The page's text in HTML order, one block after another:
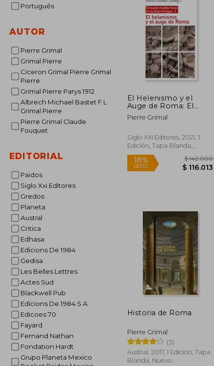
Portugués
AUTOR
Pierre Grimal
Grimal Pierre
Ciceron Grimal Pierre Grimal
Pierre
Grimal Pierre Parys 1912
Albrech Michael Bastet F L
Grimal Pierre
Pierre Grimal Claude
Fouquet
EDITORIAL
Paidos
Siglo Xxi Editores
Gredos
Planeta
Austral
Critica
Edhasa
Edicions De 1984
Gedisa
Les Belles Lettres
Actes Sud
Blackwell Pub
Edicions De 1984 S A
Edicoes 70
Fayard
Fernand Nathan
Fondation Hardt
Grupo Planeta Mexico
El Helenismo y el
Auge de Roma: El
Mundo Mediterráneo
en la Edad Antigua, ii
Pierre Grimal
Siglo XXI Editores, 2021, 1
Edición, Tapa Blanda,
Nuevo
18%
dcto.
Historia de Roma
Pierre Grimal
(3)
Austral, 2017, 1 Edición, Tapa
Blanda, Nuevo